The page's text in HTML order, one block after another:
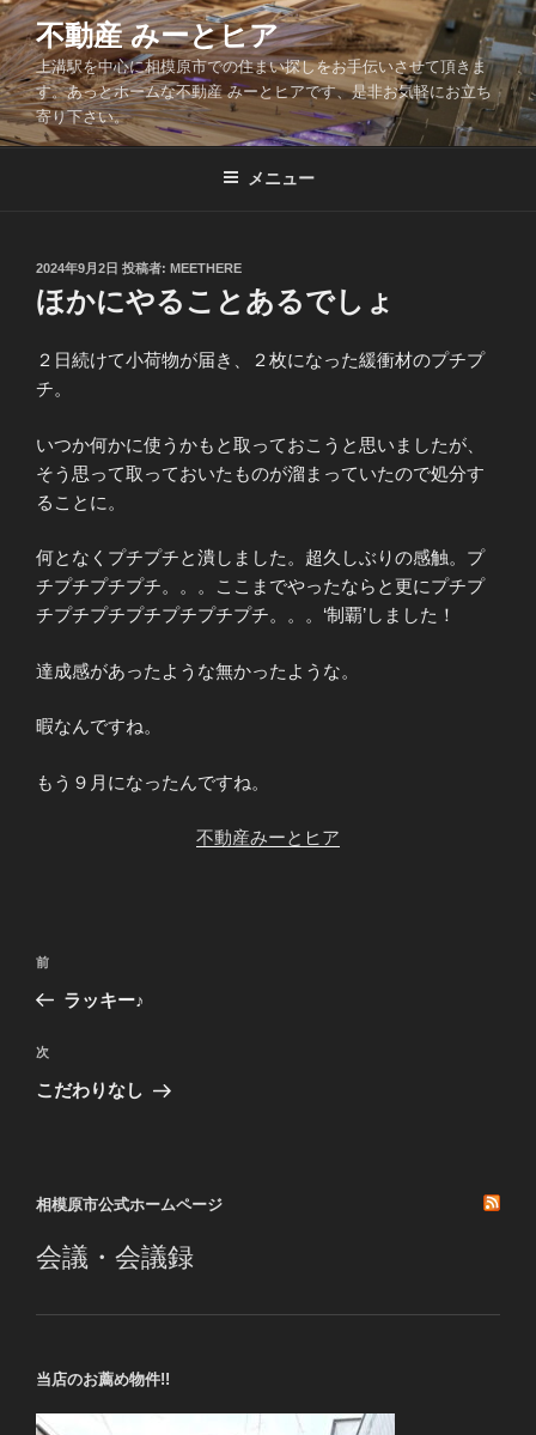
コ
ン
テ
ン
ツ
不動産 みーとヒア
上溝駅を中心に相模原市での住まい探しをお手伝いさせて頂きま
す。あっとホームな不動産 みーとヒアです、是非お気軽にお立ち
寄り下さい。
メニュー
投
稿
日:
2024年9月2日 投稿者: MEETHERE
ほかにやることあるでしょ
２日続けて小荷物が届き、２枚になった緩衝材のプチプ
チ。
いつか何かに使うかもと取っておこうと思いましたが、
そう思って取っておいたものが溜まっていたので処分す
ることに。
何となくプチプチと潰しました。超久しぶりの感触。プ
チプチプチプチ。。。ここまでやったならと更にプチプ
チプチプチプチプチプチプチ。。。‘制覇’しました！
達成感があったような無かったような。
暇なんですね。
もう９月になったんですね。
不動産みーとヒア
投
ビ
ゲ
ン
前
の
稿
前
ラッキー♪
次
の
次
こだわりなし
相模原市公式ホームページ
会議・会議録
当店のお薦め物件!!